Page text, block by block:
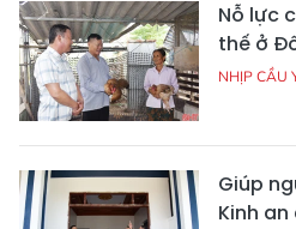
Nỗ lực
thế ở
NHỊP CẦU
Giúp
Kinh an